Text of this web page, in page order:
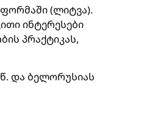
(ლიტვა).
ინტერესები
პრაქტიკას,
და ბელორუსიას